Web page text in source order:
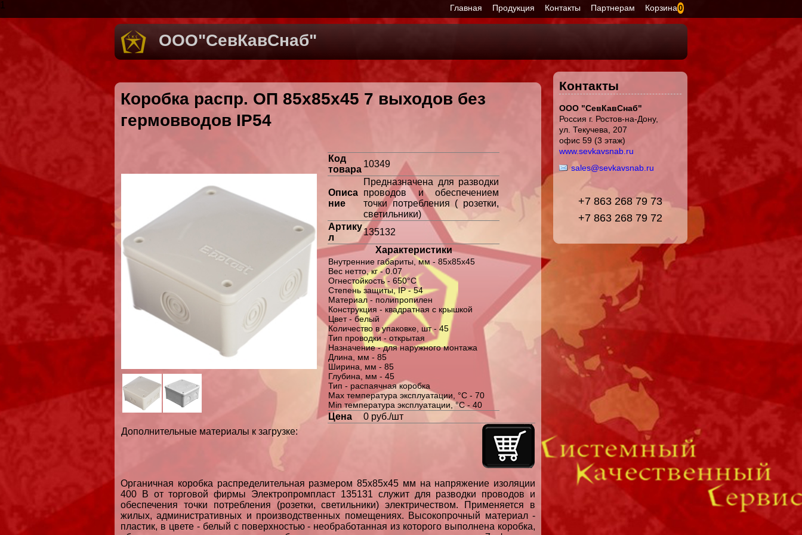
1 Главная Продукция Контакты Партнерам Корзина 0
ООО"СевКавСнаб"
Коробка распр. ОП 85х85х45 7 выходов без
гермовводов IP54
Дополнительные материалы к загрузке:
Код
товара
10349
Описа
ние
Предназначена для разводки
проводов и обеспечением
точки потребления ( розетки,
светильники)
Артику
л
135132
Характеристики
Внутренние габариты, мм - 85x85x45
Вес нетто, кг - 0.07
Огнестойкость - 650°C
Степень защиты, IP - 54
Материал - полипропилен
Конструкция - квадратная с крышкой
Цвет - белый
Количество в упаковке, шт - 45
Тип проводки - открытая
Назначение - для наружного монтажа
Длина, мм - 85
Ширина, мм - 85
Глубина, мм - 45
Тип - распаячная коробка
Max температура эксплуатации, °С - 70
Min температура эксплуатации, °С - 40
Цена 0 руб./шт
Органичная коробка распределительная размером 85х85х45 мм на напряжение изоляции
400 В от торговой фирмы Электропромпласт 135131 служит для разводки проводов и
обеспечения точки потребления (розетки, светильники) электричеством. Применяется в
жилых, административных и производственных помещениях. Высокопрочный материал -
пластик, в цвете - белый с поверхностью - необработанная из которого выполнена коробка,
Контакты
ООО "СевКавСнаб"
Россия г. Ростов-на-Дону,
ул. Текучева, 207
офис 59 (3 этаж)
www.sevkavsnab.ru
sales@sevkavsnab.ru
+7 863 268 79 73
+7 863 268 79 72